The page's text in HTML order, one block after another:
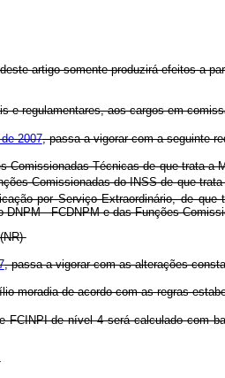
artigo somente produzirá efeitos a
regulamentares, aos cargos em
2007, passa a vigorar com a seguinte
Comissionadas Técnicas de que trata a
Comissionadas do INSS de que trata
por Serviço Extraordinário, de que
DNPM - FCDNPM e das Funções
, passa a vigorar com as alterações
moradia de acordo com as regras
de nível 4 será calculado com